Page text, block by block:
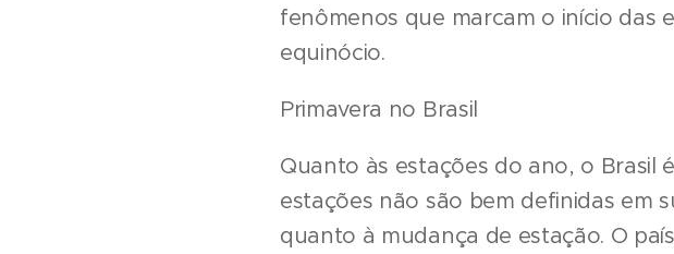
fenômenos que marcam o início das
equinócio.
Primavera no Brasil
Quanto às estações do ano, o Brasil
estações não são bem definidas em
quanto à mudança de estação. O